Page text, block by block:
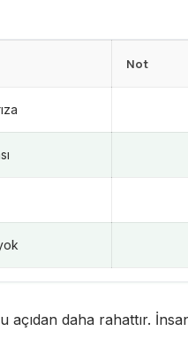
Not
daha rahattır.